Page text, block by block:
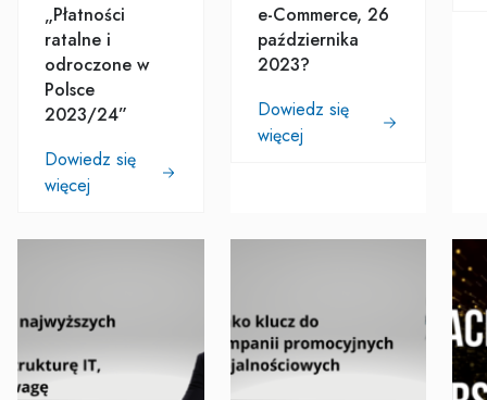
„Płatności
ratalne i
odroczone w
Polsce
2023/24”
Dowiedz się
więcej
e-Commerce, 26
października
2023?
Dowiedz się
więcej